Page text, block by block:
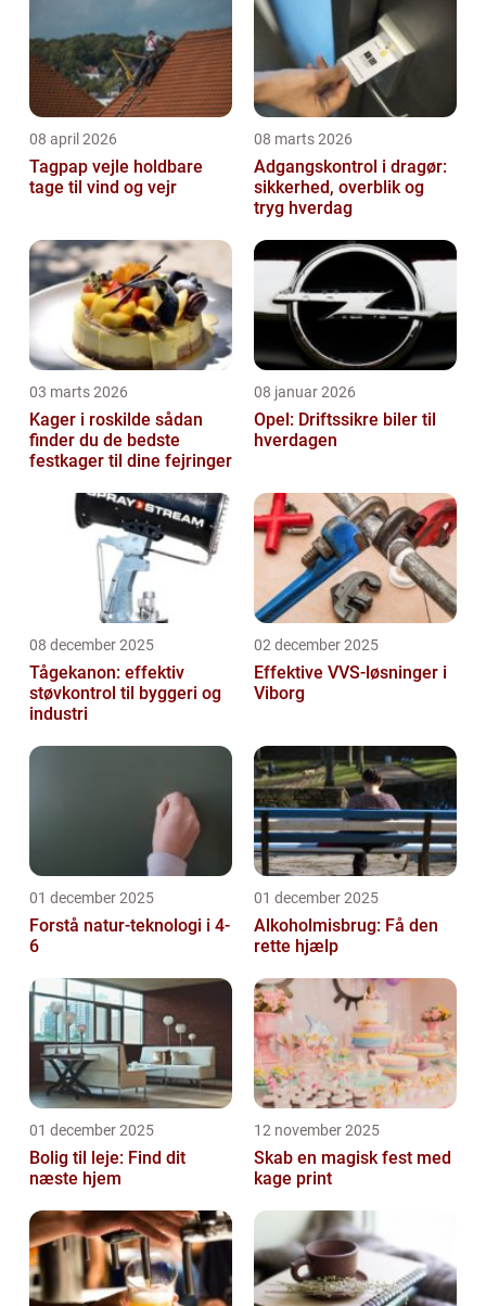
08 april 2026
Tagpap vejle holdbare
tage til vind og vejr
08 marts 2026
Adgangskontrol i dragør:
sikkerhed, overblik og
tryg hverdag
03 marts 2026
Kager i roskilde sådan
finder du de bedste
festkager til dine fejringer
08 januar 2026
Opel: Driftssikre biler til
hverdagen
08 december 2025
Tågekanon: effektiv
støvkontrol til byggeri og
industri
02 december 2025
Effektive VVS-løsninger i
Viborg
01 december 2025
Forstå natur-teknologi i 4-
6
01 december 2025
Alkoholmisbrug: Få den
rette hjælp
01 december 2025
Bolig til leje: Find dit
næste hjem
12 november 2025
Skab en magisk fest med
kage print